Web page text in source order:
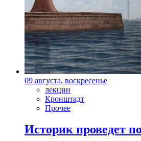
09 августа, воскресенье
лекции
Кронштадт
Прочее
Историк проведет